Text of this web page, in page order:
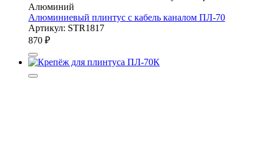
Алюминий
Алюминиевый плинтус с кабель каналом ПЛ-70
Артикул: STR1817
870 ₽